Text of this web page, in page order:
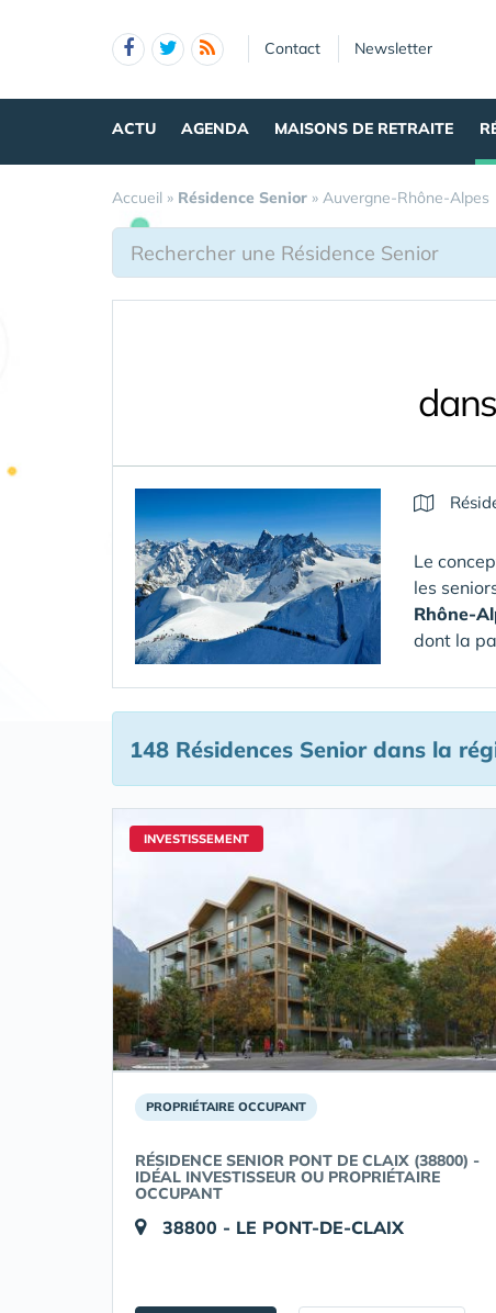
Contact Newsletter
ACTU AGENDA MAISONS DE RETRAITE
Accueil » Résidence Senior » Auvergne-Rhône-Alpes
Le
les
Rhône-
dont la
148 Résidences Seniordans la
INVESTISSEMENT
PROPRIÉTAIRE OCCUPANT
RÉSIDENCE SENIOR PONT DE CLAIX (38800) -
IDÉAL INVESTISSEUR OU PROPRIÉTAIRE
OCCUPANT
38800 - LE PONT-DE-CLAIX